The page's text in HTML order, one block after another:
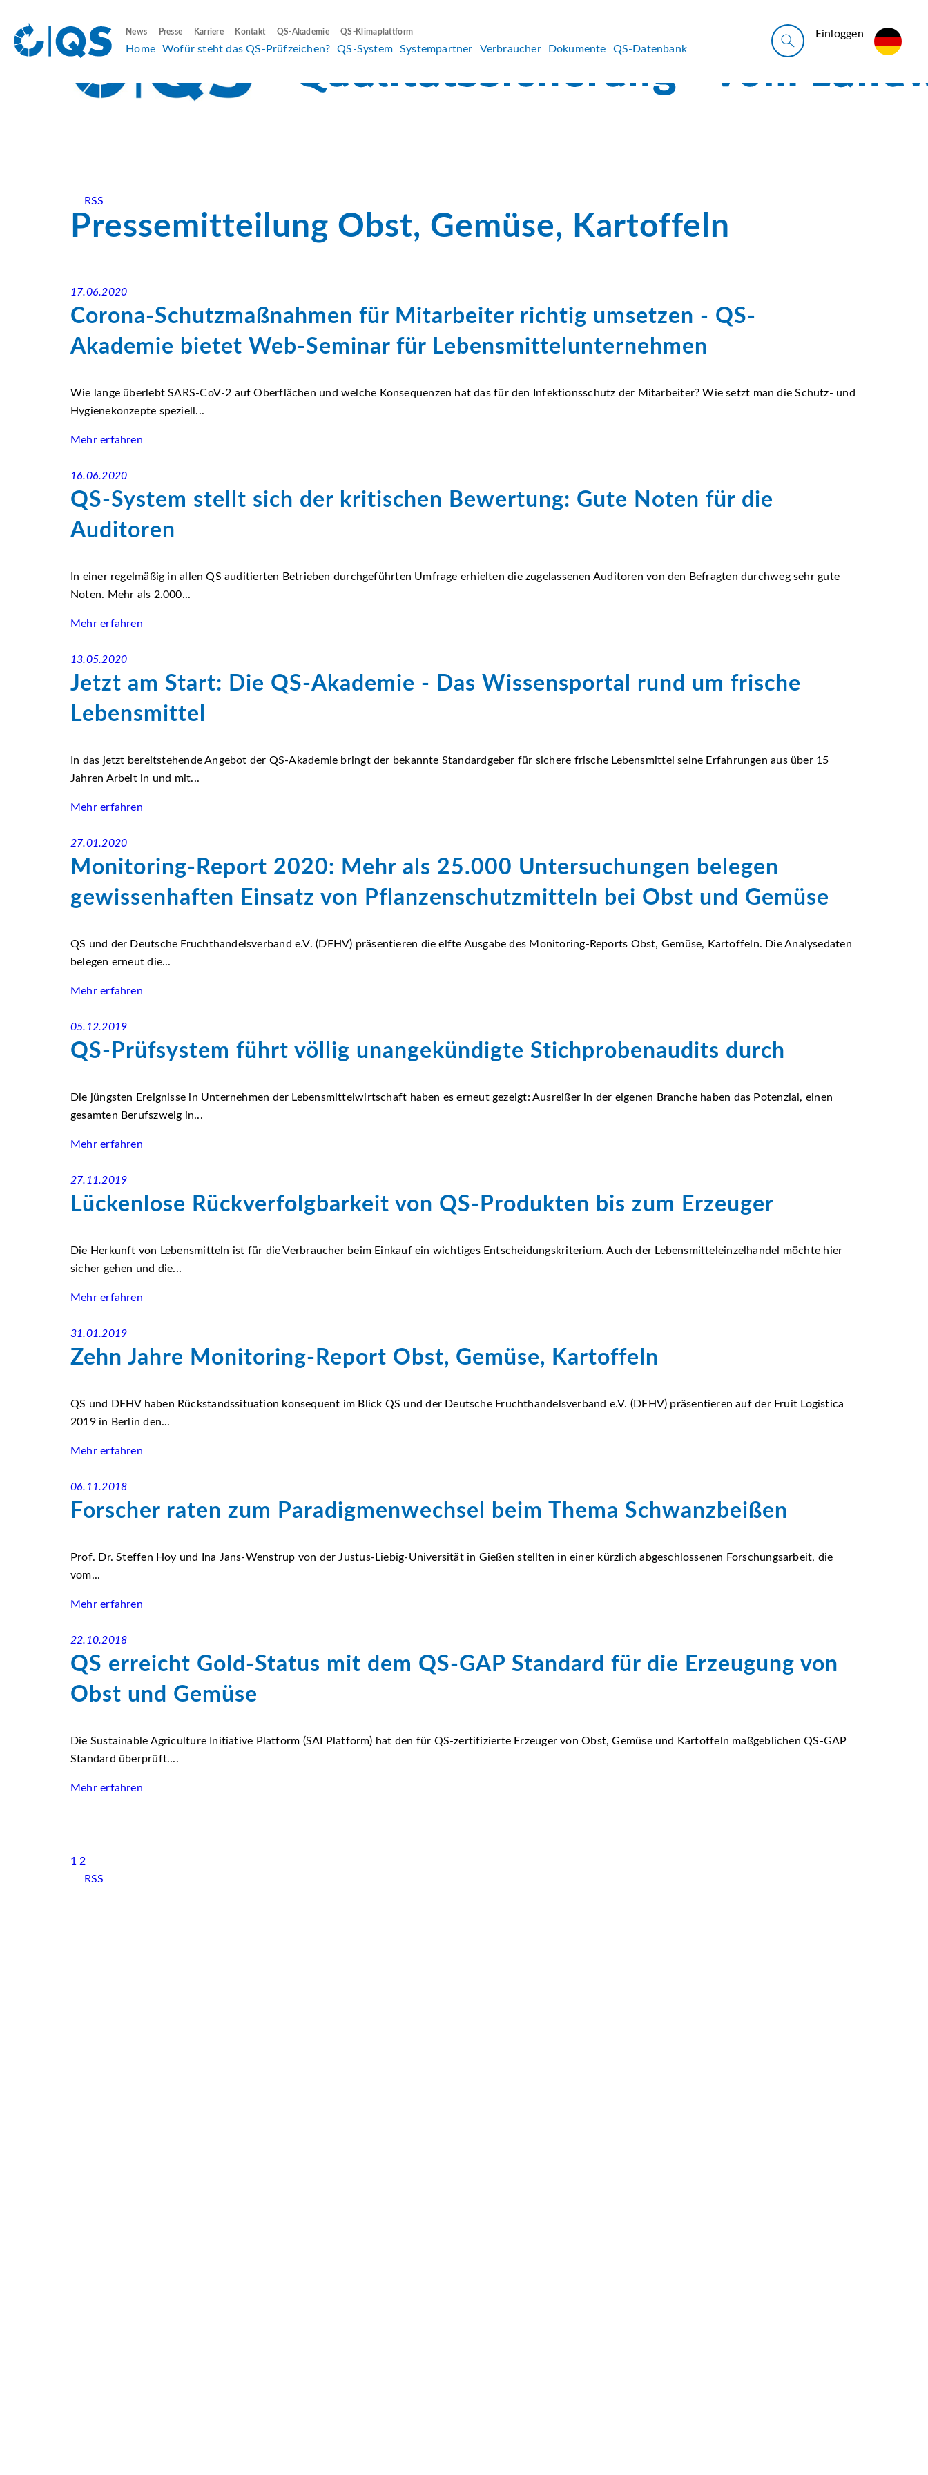
News Presse Karriere Kontakt QS-Akademie QS-Klimaplattform
Home Wofür steht das QS-Prüfzeichen? QS-System Systempartner Verbraucher Dokumente QS-Datenbank
Ein­log­gen
RSS
Pressemitteilung Obst, Gemüse, Kartoffeln
17.06.2020
Corona-Schutzmaßnahmen für Mitarbeiter richtig umsetzen - QS-
Akademie bietet Web-Seminar für Lebensmittelunternehmen
Wie lange überlebt SARS-CoV-2 auf Oberflächen und welche Konsequenzen hat das für den Infektionsschutz der Mitarbeiter? Wie setzt man die Schutz- und
Hygienekonzepte speziell...
Mehr erfahren
16.06.2020
QS-System stellt sich der kritischen Bewertung: Gute Noten für die
Auditoren
In einer regelmäßig in allen QS auditierten Betrieben durchgeführten Umfrage erhielten die zugelassenen Auditoren von den Befragten durchweg sehr gute
Noten. Mehr als 2.000...
Mehr erfahren
13.05.2020
Jetzt am Start: Die QS-Akademie - Das Wissensportal rund um frische
Lebensmittel
In das jetzt bereitstehende Angebot der QS-Akademie bringt der bekannte Standardgeber für sichere frische Lebensmittel seine Erfahrungen aus über 15
Jahren Arbeit in und mit...
Mehr erfahren
27.01.2020
Monitoring-Report 2020: Mehr als 25.000 Untersuchungen belegen
gewissenhaften Einsatz von Pflanzenschutzmitteln bei Obst und Gemüse
QS und der Deutsche Fruchthandelsverband e.V. (DFHV) präsentieren die elfte Ausgabe des Monitoring-Reports Obst, Gemüse, Kartoffeln. Die Analysedaten
belegen erneut die...
Mehr erfahren
05.12.2019
QS-Prüfsystem führt völlig unangekündigte Stichprobenaudits durch
Die jüngsten Ereignisse in Unternehmen der Lebensmittelwirtschaft haben es erneut gezeigt: Ausreißer in der eigenen Branche haben das Potenzial, einen
gesamten Berufszweig in...
Mehr erfahren
27.11.2019
Lückenlose Rückverfolgbarkeit von QS-Produkten bis zum Erzeuger
Die Herkunft von Lebensmitteln ist für die Verbraucher beim Einkauf ein wichtiges Entscheidungskriterium. Auch der Lebensmitteleinzelhandel möchte hier
sicher gehen und die...
Mehr erfahren
31.01.2019
Zehn Jahre Monitoring-Report Obst, Gemüse, Kartoffeln
QS und DFHV haben Rückstandssituation konsequent im Blick QS und der Deutsche Fruchthandelsverband e.V. (DFHV) präsentieren auf der Fruit Logistica
2019 in Berlin den...
Mehr erfahren
06.11.2018
Forscher raten zum Paradigmenwechsel beim Thema Schwanzbeißen
Prof. Dr. Steffen Hoy und Ina Jans-Wenstrup von der Justus-Liebig-Universität in Gießen stellten in einer kürzlich abgeschlossenen Forschungsarbeit, die
vom...
Mehr erfahren
22.10.2018
QS erreicht Gold-Status mit dem QS-GAP Standard für die Erzeugung von
Obst und Gemüse
Die Sustainable Agriculture Initiative Platform (SAI Platform) hat den für QS-zertifizierte Erzeuger von Obst, Gemüse und Kartoffeln maßgeblichen QS-GAP
Standard überprüft....
Mehr erfahren
1 2
RSS